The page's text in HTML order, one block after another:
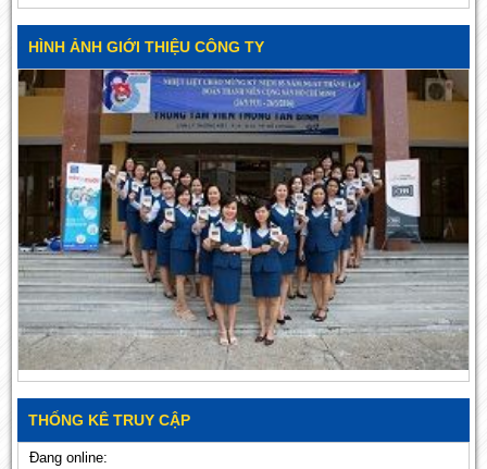
HÌNH ẢNH GIỚI THIỆU CÔNG TY
THỐNG KÊ TRUY CẬP
Đang online: